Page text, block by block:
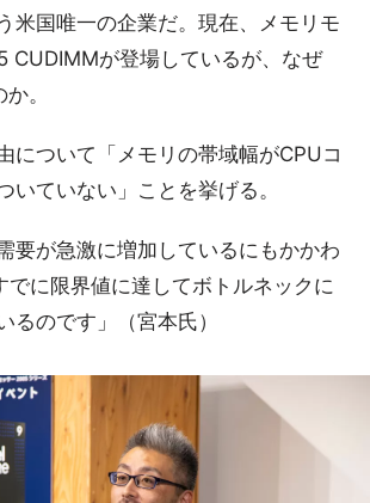
米国唯一の企業だ。現在、メモリモ
CUDIMMが登場しているが、なぜ
。
について「メモリの帯域幅がCPUコ
いていない」ことを挙げる。
要が急激に増加しているにもかかわ
でに限界値に達してボトルネックに
るのです」（宮本氏）